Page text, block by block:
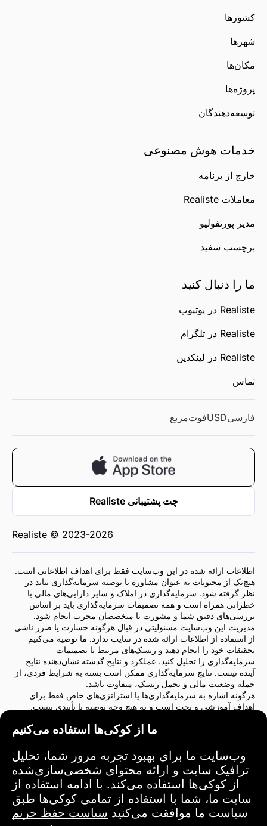
ما از کوکی‌ها استفاده می‌کنیم
وب‌سایت ما برای بهبود تجربه مرور شما، تحلیل
ترافیک سایت و ارائه محتوای شخصی‌سازی‌شده
از کوکی‌ها استفاده می‌کند. با ادامه استفاده از
سایت ما، شما با استفاده از تمامی کوکی‌ها طبق
سیاست ما موافقت می‌کنید سیاست حفظ حریم
کشورها
شهرها
مکان‌ها
پروژه‌ها
توسعه‌دهندگان
خدمات هوش مصنوعی
خارج از برنامه
معاملات Realiste
مدیر پورتفولیو
برچسب سفید
ما را دنبال کنید
Realiste در یوتیوب
Realiste در تلگرام
Realiste در لینکدین
تماس
فارسیUSDفوت‌مربع
چت پشتیبانی Realiste
Realiste © 2023-2026
اطلاعات ارائه شده در این وب‌سایت فقط برای اهداف اطلاعاتی است.
هیچ‌یک از محتویات به عنوان مشاوره یا توصیه سرمایه‌گذاری نباید در
نظر گرفته شود. سرمایه‌گذاری در املاک و سایر دارایی‌های مالی با
خطراتی همراه است و همه تصمیمات سرمایه‌گذاری باید بر اساس
بررسی‌های دقیق شما و مشورت با متخصصان مجرب انجام شود.
مدیریت این وب‌سایت مسئولیتی در قبال هرگونه خسارت یا ضرر ناشی
از استفاده از اطلاعات ارائه شده در سایت ندارد. ما توصیه می‌کنیم
تحقیقات خود را انجام دهید و ریسک‌های مرتبط با تصمیمات
سرمایه‌گذاری را تحلیل کنید. عملکرد و نتایج گذشته نشان‌دهنده نتایج
آینده نیست. نتایج سرمایه‌گذاری ممکن است بسته به شرایط فردی، از
جمله وضعیت مالی و تحمل ریسک، متفاوت باشد.
هرگونه اشاره به سرمایه‌گذاری‌ها یا استراتژی‌های خاص فقط برای
اهداف آموزشی و بحث است و به هیچ وجه توصیه یا تأییدی نیست.
ما اکیداً توصیه می‌کنیم که قبل از هرگونه تصمیم‌گیری سرمایه‌گذاری با
سرمایه‌گذاری و ریسک‌های مرتبط با آن‌ها را بر عهده دارید.
با استفاده از این وب‌سایت، شما موافقت می‌کنید که مدیریت وب‌سایت
در قبال هرگونه ضرر یا خسارت مستقیم یا غیرمستقیم ناشی از استفاده
از اطلاعات ارائه‌شده در سایت، مسئولیتی ندارد.
لطفاً هنگام تصمیم‌گیری‌های سرمایه‌گذاری احتیاط و دقت را رعایت